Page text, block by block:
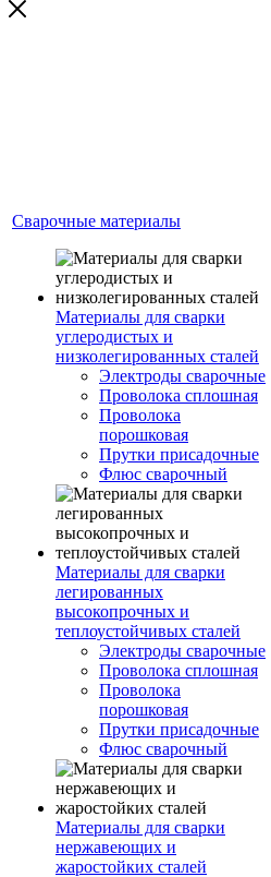
Сварочные материалы
Материалы для сварки
углеродистых и
низколегированных сталей
Электроды сварочные
Проволока сплошная
Проволока
порошковая
Прутки присадочные
Флюс сварочный
Материалы для сварки
легированных
высокопрочных и
теплоустойчивых сталей
Электроды сварочные
Проволока сплошная
Проволока
порошковая
Прутки присадочные
Флюс сварочный
Материалы для сварки
нержавеющих и
жаростойких сталей